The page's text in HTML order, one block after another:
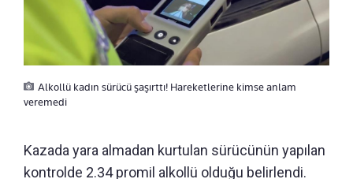
Alkollü kadın sürücü şaşırttı! Hareketlerine kimse anlam
veremedi
Kazada yara almadan kurtulan sürücünün yapılan
kontrolde 2.34 promil alkollü olduğu belirlendi.